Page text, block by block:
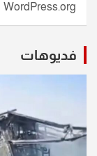
WordPress.org
فديوهات